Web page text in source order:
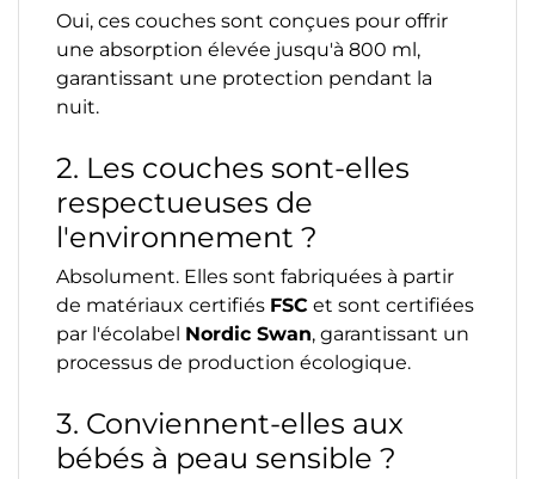
Oui, ces couches sont conçues pour offrir
une absorption élevée jusqu'à 800 ml,
garantissant une protection pendant la
nuit.
2. Les couches sont-elles
respectueuses de
l'environnement ?
Absolument. Elles sont fabriquées à partir
de matériaux certifiés FSC et sont certifiées
par l'écolabel Nordic Swan, garantissant un
processus de production écologique.
3. Conviennent-elles aux
bébés à peau sensible ?